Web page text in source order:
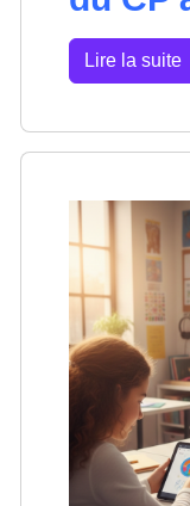
Lire la suite